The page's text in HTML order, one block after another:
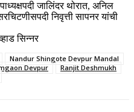
जालिंदर थोरात, अनिल
निवृत्ती सापनर यांची
सिन्नर
Nandur Shingote Devpur Mandal
Devpur
Ranjit Deshmukh